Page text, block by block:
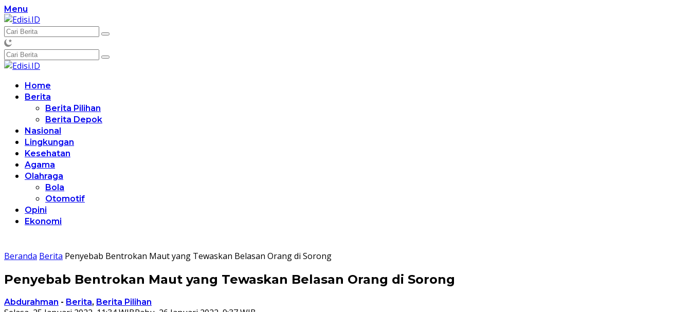
Langsung
ke
konten
Menu
Home
Berita
Berita Pilihan
Berita Depok
Nasional
Lingkungan
Kesehatan
Agama
Olahraga
Bola
Otomotif
Opini
Ekonomi
Beranda Berita Penyebab Bentrokan Maut yang Tewaskan Belasan Orang di Sorong
Penyebab Bentrokan Maut yang Tewaskan Belasan Orang di Sorong
Abdurahman - Berita, Berita Pilihan